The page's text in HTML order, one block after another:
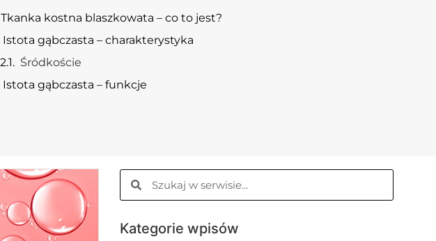
Tkanka kostna blaszkowata – co to jest?
Istota gąbczasta – charakterystyka
Śródkoście
Istota gąbczasta – funkcje
Kategorie wpisów